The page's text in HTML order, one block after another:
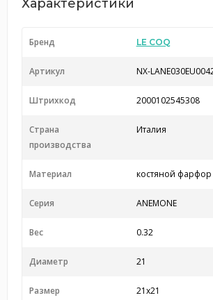
Характеристики
Бренд LE COQ
Артикул NX-
Штрихкод 2000102545308
Страна
производства
Италия
Материал костяной фарфор
Серия ANEMONE
Вес 0.32
Диаметр 21
Размер 21x21